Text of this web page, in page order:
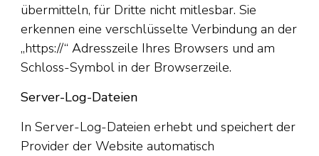
übermitteln, für Dritte nicht mitlesbar. Sie
erkennen eine verschlüsselte Verbindung an der
„https://“ Adresszeile Ihres Browsers und am
Schloss-Symbol in der Browserzeile.
Server-Log-Dateien
In Server-Log-Dateien erhebt und speichert der
Provider der Website automatisch